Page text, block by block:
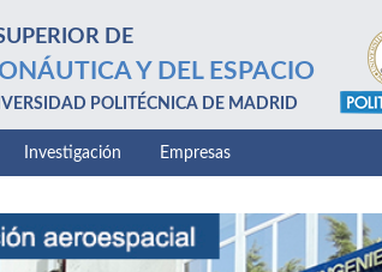
DE
Y DEL ESPACIO
POLITÉCNICA DE MADRID
Investigación Empresas